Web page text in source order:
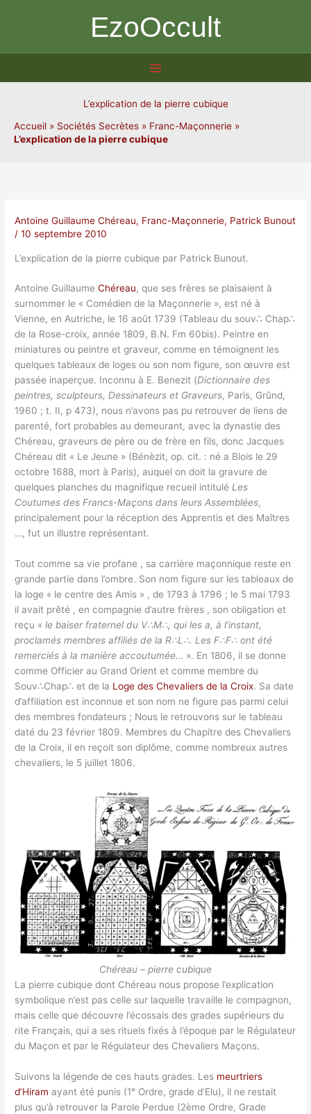
EzoOccult
L’explication de la pierre cubique
Accueil » Sociétés Secrètes » Franc-Maçonnerie »
L’explication de la pierre cubique
Antoine Guillaume Chéreau, Franc-Maçonnerie, Patrick Bunout
/10 septembre 2010
L’explication de la pierre cubique par Patrick Bunout.
Antoine GuillaumeChéreau, que ses frères se plaisaient à
surnommer le « Comédien de la Maçonnerie », est né à
Vienne, en Autriche, le 16 août 1739 (Tableau du souv∴ Chap∴
de la Rose-croix, année 1809, B.N. Fm 60bis). Peintre en
miniatures ou peintre et graveur, comme en témoignent les
quelques tableaux de loges ou son nom figure, son œuvre est
passée inaperçue. Inconnu à E. Benezit (Dictionnaire des
peintres, sculpteurs, Dessinateurs et Graveurs, Paris, Grûnd,
1960 ; t. II, p 473), nous n’avons pas pu retrouver de liens de
parenté, fort probables au demeurant, avec la dynastie des
Chéreau, graveurs de père ou de frère en fils, donc Jacques
Chéreau dit « Le Jeune » (Bénèzit, op. cit. : né a Blois le 29
octobre 1688, mort à Paris), auquel on doit la gravure de
quelques planches du magnifique recueil intituléLes
Coutumes des Francs-Maçons dans leurs Assemblées,
principalement pour la réception des Apprentis et des Maîtres
…, fut un illustre représentant.
Tout comme sa vie profane , sa carrière maçonnique reste en
grande partie dans l’ombre. Son nom figure sur les tableaux de
la loge « le centre des Amis » , de 1793 à 1796 ; le 5 mai 1793
il avait prêté , en compagnie d’autre frères , son obligation et
reçu «le baiser fraternel du V∴M∴, qui les a, à l’instant,
proclamés membres affiliés de la R∴L∴. Les F∴F∴ ont été
remerciés à la manière accoutumée… ». En 1806, il se donne
comme Officier au Grand Orient et comme membre du
Souv∴Chap∴ et de la Loge des Chevaliers de la Croix. Sa date
d’affiliation est inconnue et son nom ne figure pas parmi celui
des membres fondateurs ; Nous le retrouvons sur le tableau
daté du 23 février 1809. Membres du Chapitre des Chevaliers
de la Croix, il en reçoit son diplôme, comme nombreux autres
chevaliers, le 5 juillet 1806.
Chéreau – pierre cubique
La pierre cubique dont Chéreau nous propose l’explication
symbolique n’est pas celle sur laquelle travaille le compagnon,
mais celle que découvre l’écossais des grades supérieurs du
rite Français, qui a ses rituels fixés à l’époque par le Régulateur
du Maçon et par le Régulateur des Chevaliers Maçons.
Suivons la légende de ces hauts grades. Les meurtriers
d’Hiram ayant été punis (1° Ordre, grade d’Elu), il ne restait
plus qu’à retrouver la Parole Perdue (2ème Ordre, Grade